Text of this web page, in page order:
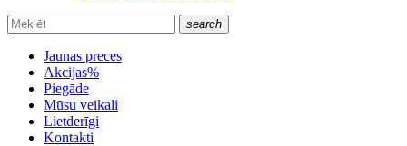
search
Jaunas preces
Akcijas%
Piegāde
Mūsu veikali
Lietderīgi
Kontakti